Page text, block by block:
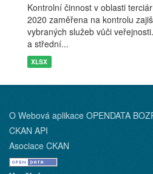
Kontrolní činnost v oblasti
2020 zaměřena na kontrolu
vybraných služeb vůči
a střední...
XLSX
O Webová aplikace OPENDATA
CKAN API
Asociace CKAN